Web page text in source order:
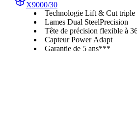
X9000/30
Technologie Lift & Cut triple
Lames Dual SteelPrecision
Tête de précision flexible à
Capteur Power Adapt
Garantie de 5 ans***